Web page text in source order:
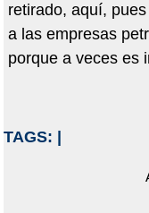
retirado, aquí,
a las empresas
porque a veces es
TAGS: